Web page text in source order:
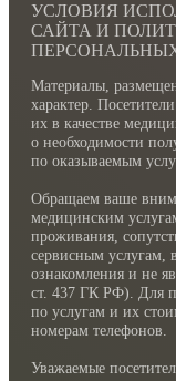
УСЛОВИЯ
САЙТА И
Материалы,
характер.
их в качестве
о необходимости
по оказываемым
Обращаем ваше
медицинским
проживания,
сервисным услугам,
ознакомления и не
cт. 437 ГК РФ). Для
по услугам и их
номерам телефонов.
Уважаемые